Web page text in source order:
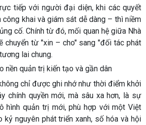
tiếp với người đại diện, khi các quyết
khai và giám sát dễ dàng – thì niềm
cố. Chính từ đó, mối quan hệ giữa Nhà
chuyển từ "xin – cho" sang "đối tác phát
lai chung.
nền quản trị kiến tạo và gần dân
chỉ được ghi nhớ như thời điểm khởi
chính quyền mới, mà sâu xa hơn, là sự
hình quản trị mới, phù hợp với một Việt
kỷ nguyên phát triển xanh, số hóa và hội